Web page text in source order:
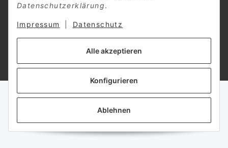
Alle akzeptieren
Konfigurieren
Ablehnen
Datenschutzerklärung.
Impressum Datenschutz